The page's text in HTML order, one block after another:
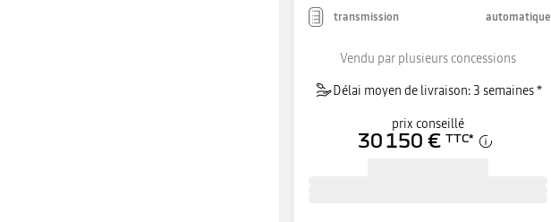
transmission automatique
Vendu par plusieurs concessions
Délai moyen de livraison: 3 semaines *
prix conseillé
30 150 € TTC*